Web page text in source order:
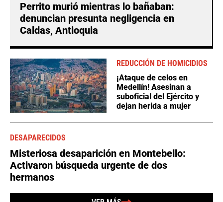
Perrito murió mientras lo bañaban:
denuncian presunta negligencia en
Caldas, Antioquia
REDUCCIÓN DE HOMICIDIOS
¡Ataque de celos en
Medellín! Asesinan a
suboficial del Ejército y
dejan herida a mujer
DESAPARECIDOS
Misteriosa desaparición en Montebello:
Activaron búsqueda urgente de dos
hermanos